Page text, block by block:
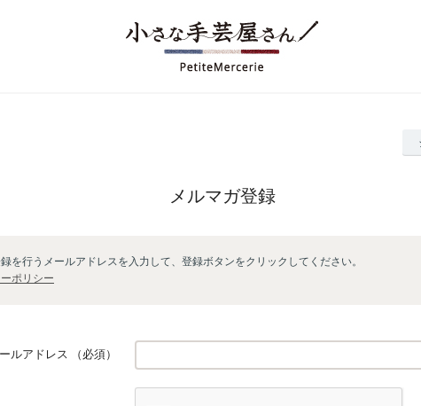
メルマガ登録
を行うメールアドレスを入力して、登録ボタンをクリックしてください。
ポリシー
ルアドレス （必須）